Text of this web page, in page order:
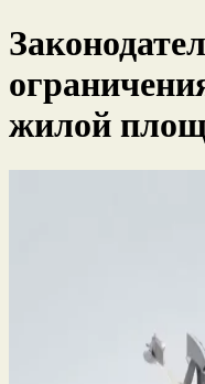
жилой